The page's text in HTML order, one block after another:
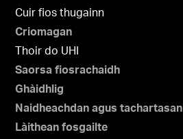
Cuir fios thugainn
Criomagan
Thoir do UHI
Saorsa fiosrachaidh
Ghàidhlig
Naidheachdan agus tachartasan
Làithean fosgailte